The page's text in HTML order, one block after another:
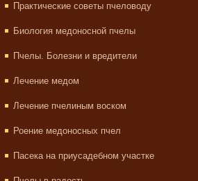
Практические советы пчеловоду
Биология медоносной пчелы
Пчелы. Болезни и вредители
Лечение медом
Лечение пчелиным воском
Роение медоносных пчел
Пасека на приусадебном участке